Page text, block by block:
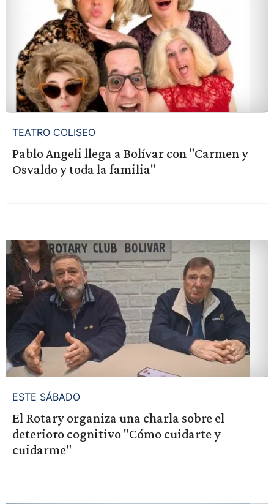
TEATRO COLISEO
Pablo Angeli llega a Bolívar con "Carmen y
Osvaldo y toda la familia"
ESTE SÁBADO
El Rotary organiza una charla sobre el
deterioro cognitivo "Cómo cuidarte y
cuidarme"